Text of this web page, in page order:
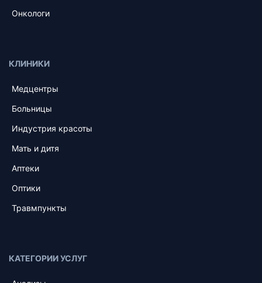
Онкологи
КЛИНИКИ
Медцентры
Больницы
Индустрия красоты
Мать и дитя
Аптеки
Оптики
Травмпункты
КАТЕГОРИИ УСЛУГ